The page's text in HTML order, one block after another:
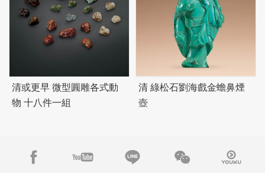
清或更早 微型圓雕各式動
物 十八件一組
清 綠松石劉海戲金蟾鼻煙
壺